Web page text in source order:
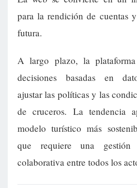
para la rendición de cuentas
futura.
A largo plazo, la
decisiones basadas en
ajustar las políticas y las
de cruceros. La tendencia
modelo turístico más
que requiere una gestión
colaborativa entre todos los